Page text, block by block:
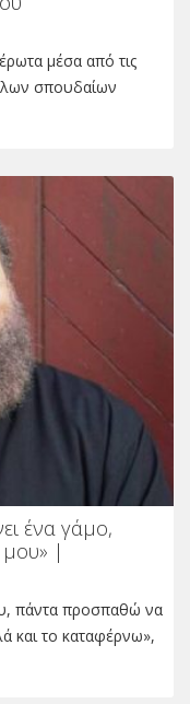
μέσα από τις
σπουδαίων
ένα γάμο,
μου» |
πάντα προσπαθώ να
και το καταφέρνω»,